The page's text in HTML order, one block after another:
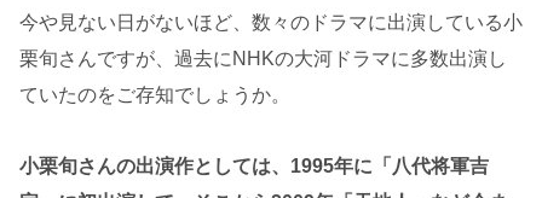
今や見ない日がないほど、数々のドラマに出演している小
栗旬さんですが、過去にNHKの大河ドラマに多数出演し
ていたのをご存知でしょうか。
小栗旬さんの出演作としては、1995年に「八代将軍吉